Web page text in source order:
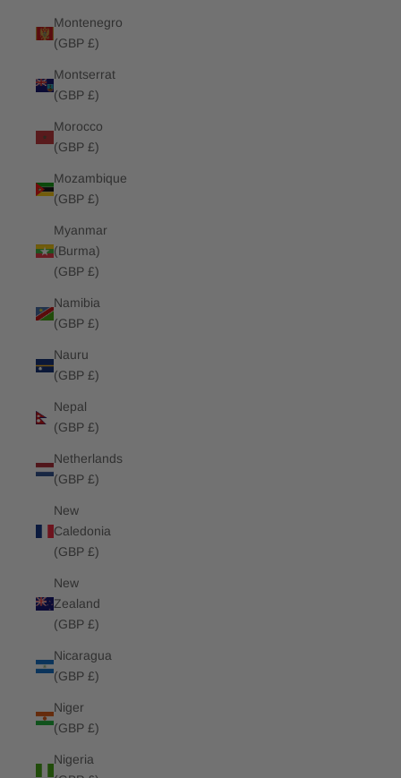
Montenegro
(GBP £)
Montserrat
(GBP £)
Morocco
(GBP £)
Mozambique
(GBP £)
Myanmar
(Burma)
(GBP £)
Namibia
(GBP £)
Nauru
(GBP £)
Nepal
(GBP £)
Netherlands
(GBP £)
New
Caledonia
(GBP £)
New
Zealand
(GBP £)
Nicaragua
(GBP £)
Niger
(GBP £)
Nigeria